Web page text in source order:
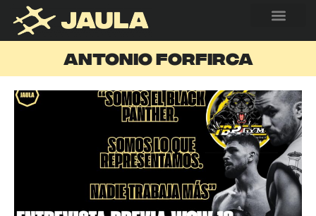
ANTONIO FORFIRCA